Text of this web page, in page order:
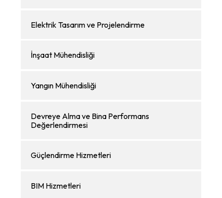
Elektrik Tasarım ve Projelendirme
İnşaat Mühendisliği
Yangın Mühendisliği
Devreye Alma ve Bina Performans
Değerlendirmesi
Güçlendirme Hizmetleri
BIM Hizmetleri